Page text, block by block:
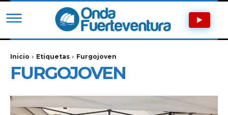
Inicio Etiquetas Furgojoven
FURGOJOVEN